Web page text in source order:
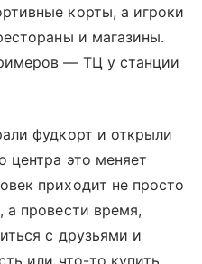
корты, а игроки
и магазины.
— ТЦ у станции
фудкорт и открыли
центра это меняет
приходит не просто
а провести время,
с друзьями и